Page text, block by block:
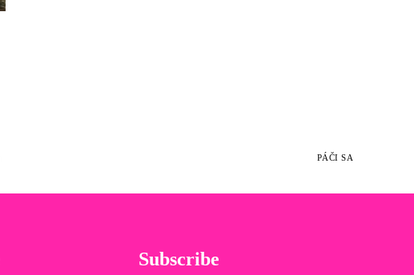
PÁČI SA
Subscribe